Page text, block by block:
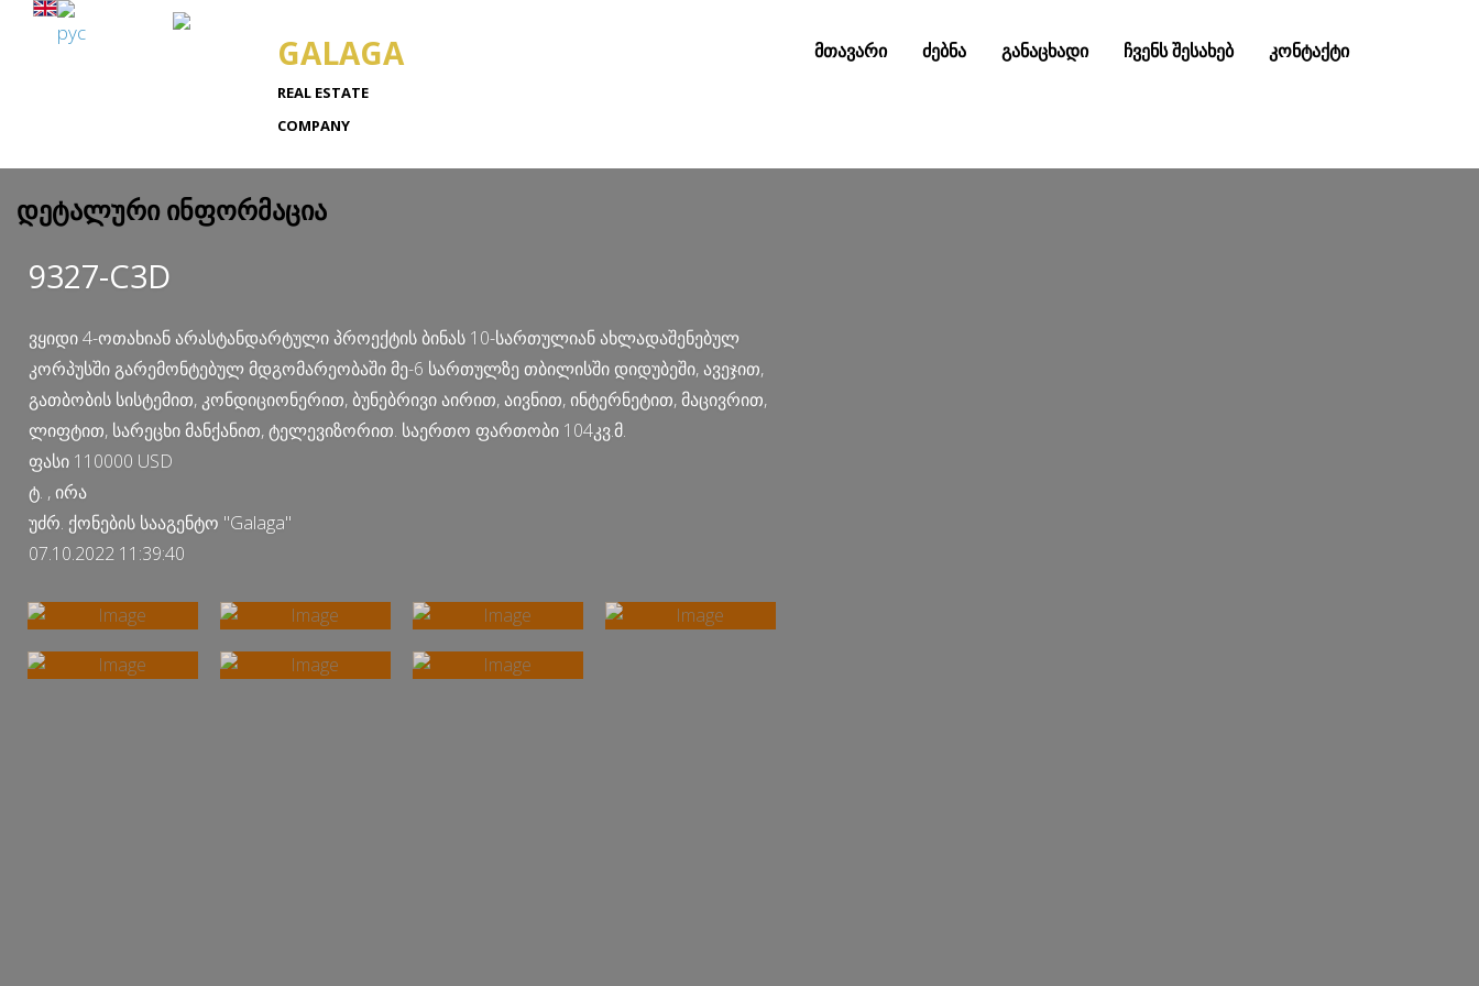
GALAGA
REAL ESTATE
COMPANY
მთავარი ძებნა განაცხადი ჩვენს შესახებ კონტაქტი
დეტალური ინფორმაცია
9327-C3D
ვყიდი 4-ოთახიან არასტანდარტული პროექტის ბინას 10-სართულიან ახლადაშენებულ
კორპუსში გარემონტებულ მდგომარეობაში მე-6 სართულზე თბილისში დიდუბეში, ავეჯით,
გათბობის სისტემით, კონდიციონერით, ბუნებრივი აირით, აივნით, ინტერნეტით, მაცივრით,
ლიფტით, სარეცხი მანქანით, ტელევიზორით. საერთო ფართობი 104კვ.მ.
ფასი 110000 USD
ტ. , ირა
უძრ. ქონების სააგენტო "Galaga"
07.10.2022 11:39:40